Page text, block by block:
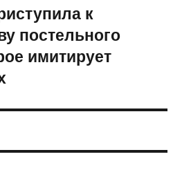
к
постельного
имитирует